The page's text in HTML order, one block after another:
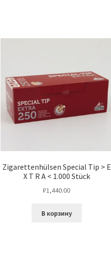
Zigarettenhülsen Special Tip > E
X T R A < 1.000 Stück
₽1,440.00
В корзину